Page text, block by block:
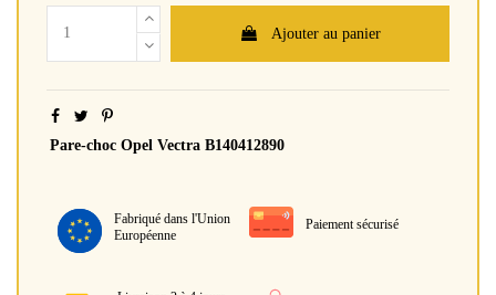
Ajouter au panier
Pare-choc Opel Vectra B140412890
Fabriqué dans l'Union
Européenne
Paiement sécurisé